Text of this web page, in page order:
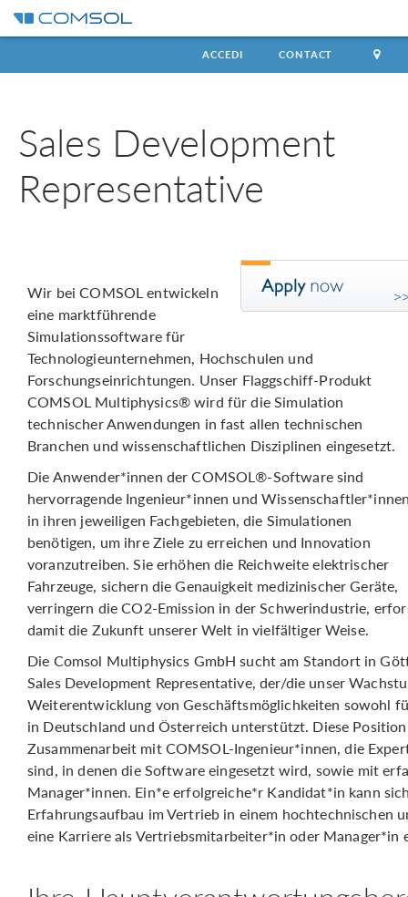
ACCEDI CONTACT
Sales Development
Representative
Wir bei COMSOL entwickeln
eine marktführende
Simulationssoftware für
Technologieunternehmen, Hochschulen und
Forschungseinrichtungen. Unser Flaggschiff-Produkt
COMSOL Multiphysics® wird für die Simulation
technischer Anwendungen in fast allen technischen
Branchen und wissenschaftlichen Disziplinen eingesetzt.
Die Anwender*innen der COMSOL®-Software sind
hervorragende Ingenieur*innen und
in ihren jeweiligen Fachgebieten, die Simulationen
benötigen, um ihre Ziele zu erreichen und Innovation
voranzutreiben. Sie erhöhen die Reichweite elektrischer
Fahrzeuge, sichern die Genauigkeit medizinischer Geräte,
verringern die CO2-Emission in der Schwerindustrie,
damit die Zukunft unserer Welt in vielfältiger Weise.
Die Comsol Multiphysics GmbH sucht am Standort in
Sales Development Representative, der/die unser
Weiterentwicklung von Geschäftsmöglichkeiten sowohl
in Deutschland und Österreich unterstützt. Diese
Zusammenarbeit mit COMSOL-Ingenieur*innen, die
sind, in denen die Software eingesetzt wird, sowie mit
Manager*innen. Ein*e erfolgreiche*r Kandidat*in kann
Erfahrungsaufbau im Vertrieb in einem hochtechnischen
eine Karriere als Vertriebsmitarbeiter*in oder Manager*in